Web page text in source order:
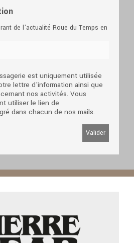
de l'actualité Roue du Temps en
est uniquement utilisée
lettre d'information ainsi que
nos activités. Vous
utiliser le lien de
dans chacun de nos mails.